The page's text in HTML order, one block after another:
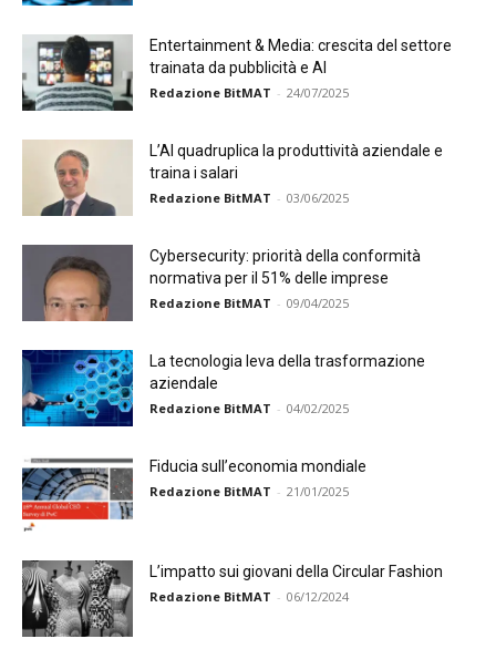
Entertainment & Media: crescita del settore
trainata da pubblicità e AI
Redazione BitMAT - 24/07/2025
L’AI quadruplica la produttività aziendale e
traina i salari
Redazione BitMAT - 03/06/2025
Cybersecurity: priorità della conformità
normativa per il 51% delle imprese
Redazione BitMAT - 09/04/2025
La tecnologia leva della trasformazione
aziendale
Redazione BitMAT - 04/02/2025
Fiducia sull’economia mondiale
Redazione BitMAT - 21/01/2025
L’impatto sui giovani della Circular Fashion
Redazione BitMAT - 06/12/2024